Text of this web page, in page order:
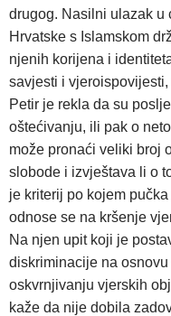
drugog. Nasilni ulazak u
Hrvatske s Islamskom
njenih korijena i
savjesti i
Petir je rekla da su
oštećivanju, ili pak o
može pronaći veliki broj
slobode i izvještava li o
je kriterij po kojem
odnose se na kršenje
Na njen upit koji je
diskriminacije na
oskvrnjivanju vjerskih
kaže da nije dobila